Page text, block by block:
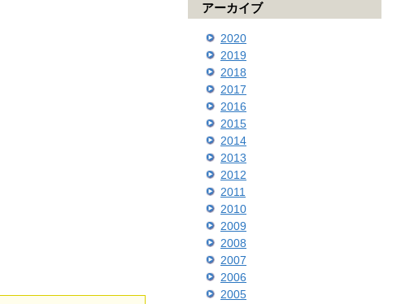
アーカイブ
2020
2019
2018
2017
2016
2015
2014
2013
2012
2011
2010
2009
2008
2007
2006
2005